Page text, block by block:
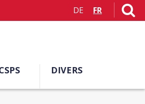
DE FR
DIVERS